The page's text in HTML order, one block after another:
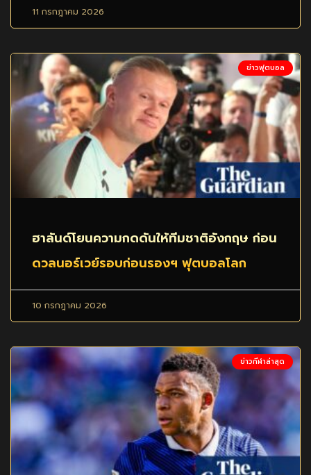
11 กรกฎาคม 2026
ข่าวฟุตบอล
ฮาลันด์โยนความกดดันให้ทีมชาติอังกฤษ ก่อน
ดวลนอร์เวย์รอบก่อนรองฯ ฟุตบอลโลก
10 กรกฎาคม 2026
ข่าวกีฬาล่าสุด